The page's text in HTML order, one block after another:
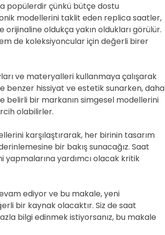
popülerdir çünkü bütçe dostu
modellerini taklit eden replica saatler,
oldukça yakın oldukları görülür.
de koleksiyoncular için değerli birer
ve materyalleri kullanmaya çalışarak
benzer hissiyat ve estetik sunarken, daha
belirli bir markanın simgesel modellerini
olabilirler.
karşılaştırarak, her birinin tasarım
bir bakış sunacağız. Saat
yapmalarına yardımcı olacak kritik
ediyor ve bu makale, yeni
bir kaynak olacaktır. Siz de saat
bilgi edinmek istiyorsanız, bu makale